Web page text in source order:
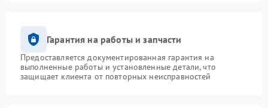
Гарантия на работы и запчасти
Предоставляется документированная гарантия на
выполненные работы и установленные детали, что
защищает клиента от повторных неисправностей